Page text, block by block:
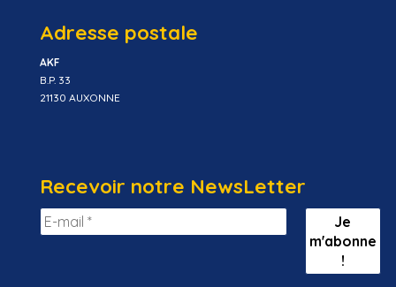
Adresse postale
AKF
B.P. 33
21130 AUXONNE
Recevoir notre NewsLetter